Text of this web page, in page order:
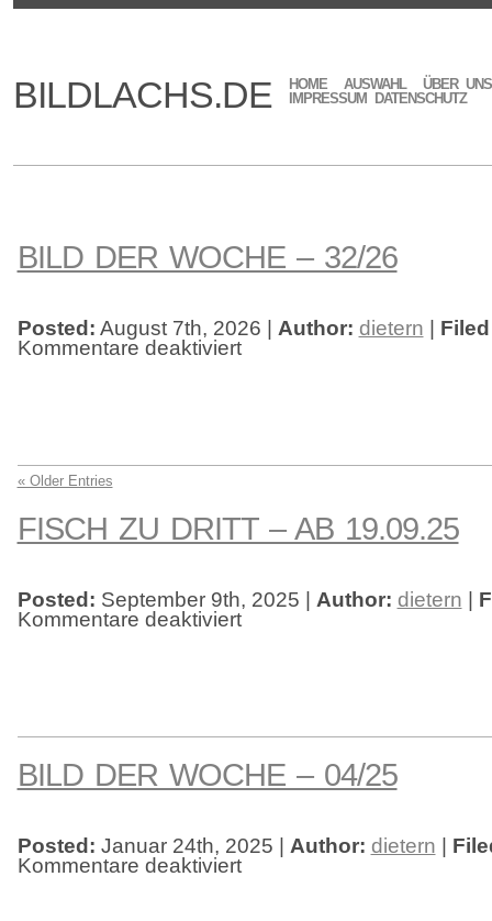
BILDLACHS.DE HOME AUSWAHL
ÜBER UNS
IMPRESSUM DATENSCHUTZ
BILD DER WOCHE – 32/26
Posted: August 7th, 2026 | Author: dietern
Kommentare deaktiviertfür
Bild
« Older Entries
FISCH ZU DRITT – AB 19.09.25
Posted: September 9th, 2025 | Author: dietern |
Kommentare deaktiviertfür
Fisch
BILD DER WOCHE – 04/25
Posted: Januar 24th, 2025 | Author: dietern
Kommentare deaktiviertfür
Bild